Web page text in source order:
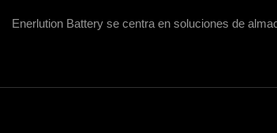
Enerlution Battery se centra en soluciones de